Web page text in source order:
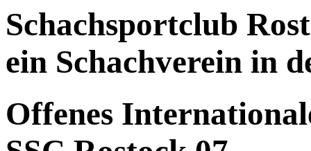
Schachsportclub
ein Schachverein in
Offenes